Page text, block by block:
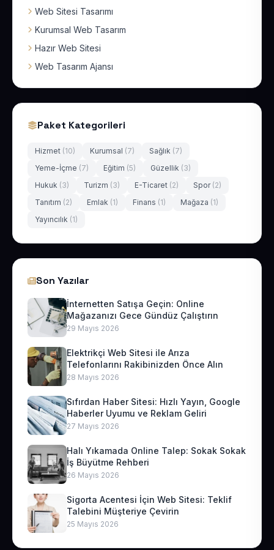
Web Sitesi Tasarımı
Kurumsal Web Tasarım
Hazır Web Sitesi
Web Tasarım Ajansı
Paket Kategorileri
Hizmet (10) Kurumsal (7) Sağlık (7)
Yeme-İçme (7) Eğitim (5) Güzellik (3)
Hukuk (3) Turizm (3) E-Ticaret (2) Spor (2)
Tanıtım (2) Emlak (1) Finans (1) Mağaza (1)
Yayıncılık (1)
Son Yazılar
İnternetten Satışa Geçin: Online
Mağazanızı Gece Gündüz Çalıştırın
29 Mayıs 2026
Elektrikçi Web Sitesi ile Arıza
Telefonlarını Rakibinizden Önce Alın
28 Mayıs 2026
Sıfırdan Haber Sitesi: Hızlı Yayın, Google
Haberler Uyumu ve Reklam Geliri
27 Mayıs 2026
Halı Yıkamada Online Talep: Sokak Sokak
İş Büyütme Rehberi
26 Mayıs 2026
Sigorta Acentesi İçin Web Sitesi: Teklif
Talebini Müşteriye Çevirin
25 Mayıs 2026